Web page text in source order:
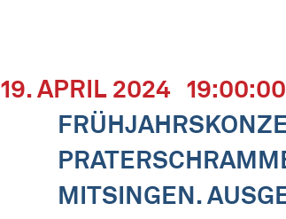
19. APRIL 2024 19:00:00
MITSINGEN.